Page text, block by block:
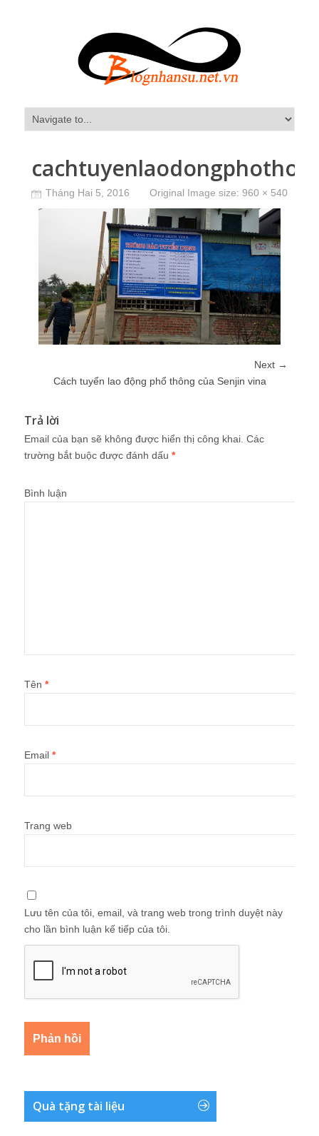
Tháng Hai 5, 2016 Original Image size: 960 × 540
Next →
Cách tuyển lao động phổ thông của Senjin vina
Trả lời
Email của bạn sẽ không được hiển thị công khai. Các
trường bắt buộc được đánh dấu *
Bình luận
Tên *
Email *
Trang web
Lưu tên của tôi, email, và trang web trong trình duyệt này
cho lần bình luận kế tiếp của tôi.
Quà tặng tài liệu